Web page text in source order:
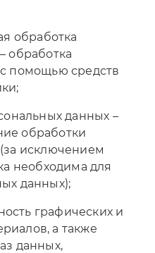
обработка
обработка
помощью средств
данных –
обработки
исключением
необходима для
данных);
графических и
а также
данных,